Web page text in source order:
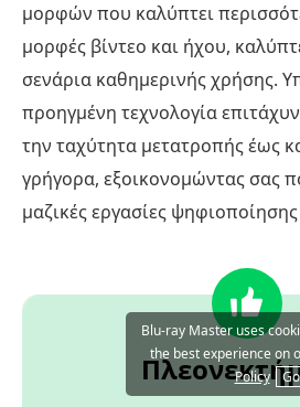
μορφών που καλύπτει
μορφές βίντεο και ήχου,
σενάρια καθημερινής χρήσης.
προηγμένη τεχνολογία
την ταχύτητα μετατροπής έως
γρήγορα, εξοικονομώντας σας
μαζικές εργασίες
Blu-ray Master uses
the best experience on
Policy